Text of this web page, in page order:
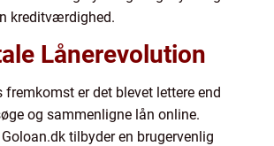
kreditværdighed.
Lånerevolution
fremkomst er det blevet lettere end
og sammenligne lån online.
tilbyder en brugervenlig